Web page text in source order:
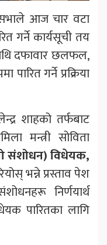
आज चार वटा
गर्ने कार्यसूची तय
दफावार छलफल,
गर्ने प्रक्रिया
शाहको तर्फबाट
मन्त्री सोविता
संशोधन) विधेयक,
भन्ने प्रस्ताव पेश
निर्णयार्थ
पारितका लागि